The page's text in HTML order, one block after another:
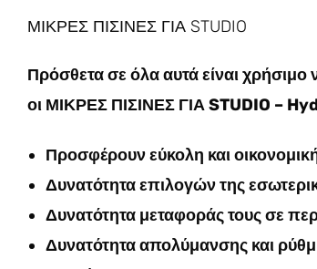
ΜΙΚΡΕΣ ΠΙΣΙΝΕΣ ΓΙΑ STUDIO
Πρόσθετα σε όλα αυτά είναι χρήσιμο
οι ΜΙΚΡΕΣ ΠΙΣΙΝΕΣ ΓΙΑ STUDIO –
Προσφέρουν εύκολη και
Δυνατότητα επιλογών της
Δυνατότητα μεταφοράς τους σε
Δυνατότητα απολύμανσης και